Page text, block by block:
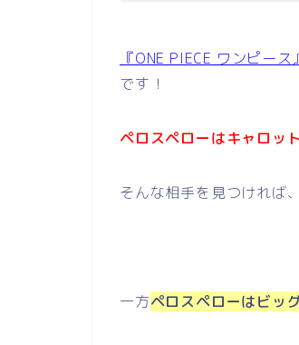
『ONE PIECE ワンピー
です！
ペロスペローはキャロッ
そんな相手を見つければ
一方ペロスペローはビッ